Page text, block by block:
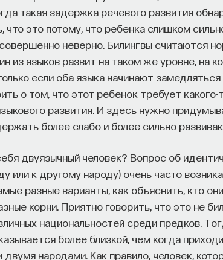
такая задержка речевого развития
что это потому, что ребенка слишком
неверно. Билингвы считаются
из языков развит на таком же уровне, на
если оба языка начинают
о том, что этот ребенок требует
развития. И здесь нужно
более слабо и более сильно
двуязычный человек? Вопрос об
или к другому народу) очень часто
разные варианты, как объяснить, кто
корни. Приятно говорить, что это не
национальностей среди предков.
более близкой, чем когда
народами. Как правило, человек,